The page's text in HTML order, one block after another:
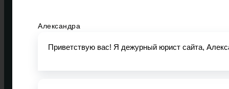
Семейное право
Брак
Расторжение брака